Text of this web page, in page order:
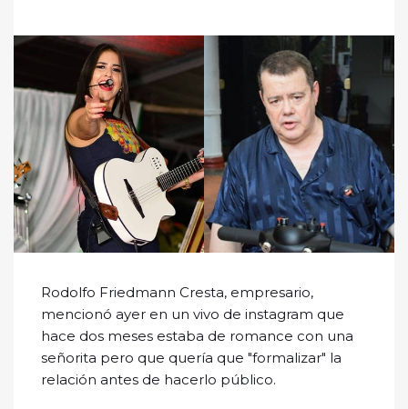
Rodolfo Friedmann Cresta, empresario,
mencionó ayer en un vivo de instagram que
hace dos meses estaba de romance con una
señorita pero que quería que "formalizar" la
relación antes de hacerlo público.